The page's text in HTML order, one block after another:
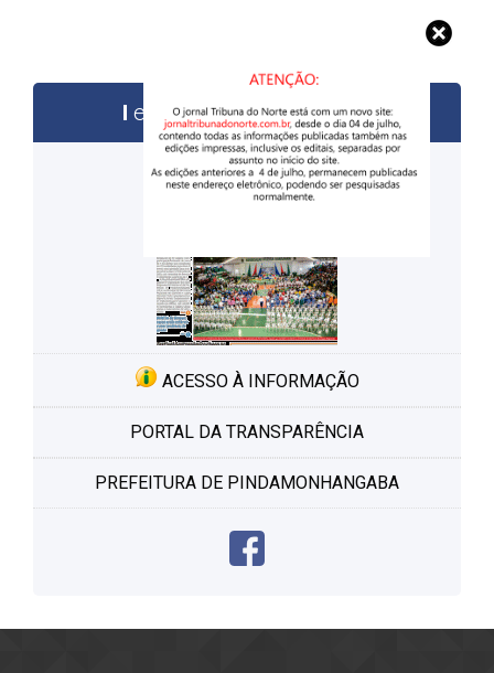
edições anteriores
ACESSO À INFORMAÇÃO
PORTAL DA TRANSPARÊNCIA
PREFEITURA DE PINDAMONHANGABA